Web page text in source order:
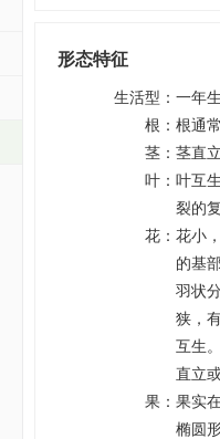
形态特征
生活型 ： 一年
根 ： 根通
茎 ： 茎直
叶 ： 叶互
裂的
花 ： 花小
的基
羽状
狭，
互生
直立
果 ： 果实
椭圆